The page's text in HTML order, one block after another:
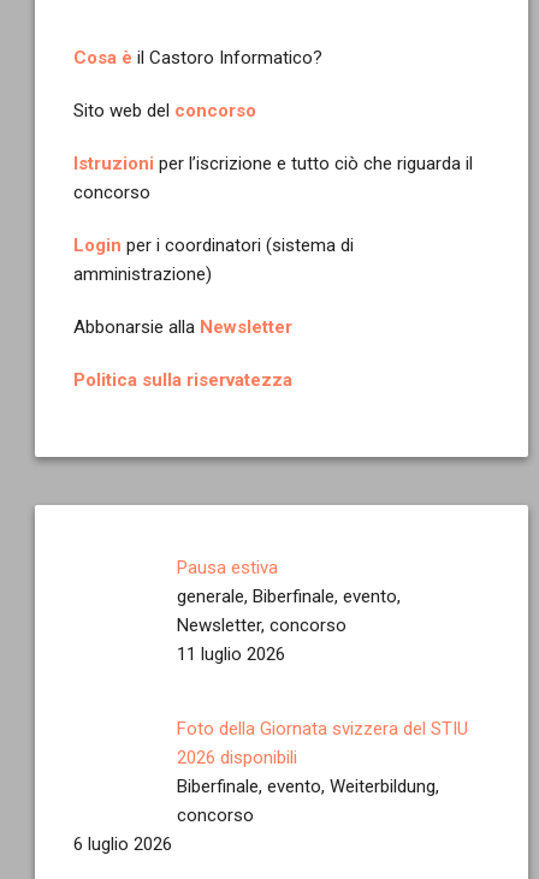
Cosa è il Castoro Informatico?
Sito web del concorso
Istruzioni per l’iscrizione e tutto ciò che riguarda il
concorso
Login per i coordinatori (sistema di
amministrazione)
Abbonarsie alla Newsletter
Politica sulla riservatezza
Pausa estiva
generale, Biberfinale, evento,
Newsletter, concorso
11 luglio 2026
Foto della Giornata svizzera del STIU
2026 disponibili
Biberfinale, evento, Weiterbildung,
concorso
6 luglio 2026